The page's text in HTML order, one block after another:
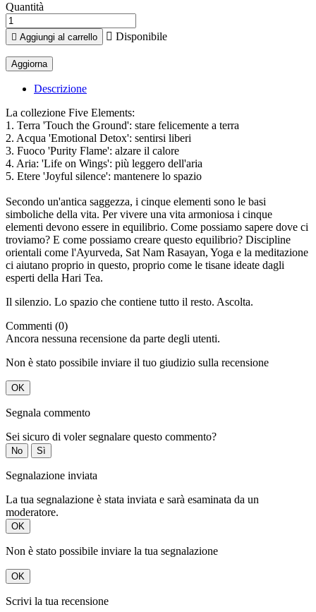
Quantità
 Aggiungi al carrello  Disponibile
Descrizione
La collezione Five Elements:
1. Terra 'Touch the Ground': stare felicemente a terra
2. Acqua 'Emotional Detox': sentirsi liberi
3. Fuoco 'Purity Flame': alzare il calore
4. Aria: 'Life on Wings': più leggero dell'aria
5. Etere 'Joyful silence': mantenere lo spazio
Secondo un'antica saggezza, i cinque elementi sono le basi
simboliche della vita. Per vivere una vita armoniosa i cinque
elementi devono essere in equilibrio. Come possiamo sapere dove ci
troviamo? E come possiamo creare questo equilibrio? Discipline
orientali come l'Ayurveda, Sat Nam Rasayan, Yoga e la meditazione
ci aiutano proprio in questo, proprio come le tisane ideate dagli
esperti della Hari Tea.
Il silenzio. Lo spazio che contiene tutto il resto. Ascolta.
Commenti (0)
Ancora nessuna recensione da parte degli utenti.
Non è stato possibile inviare il tuo giudizio sulla recensione
OK
Segnala commento
Sei sicuro di voler segnalare questo commento?
No Sì
Segnalazione inviata
La tua segnalazione è stata inviata e sarà esaminata da un
moderatore.
OK
Non è stato possibile inviare la tua segnalazione
OK
Scrivi la tua recensione